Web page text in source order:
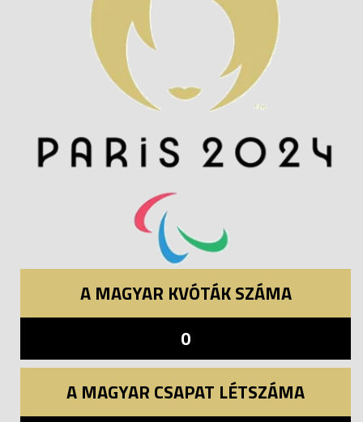
A MAGYAR KVÓTÁK SZÁMA
0
A MAGYAR CSAPAT LÉTSZÁMA